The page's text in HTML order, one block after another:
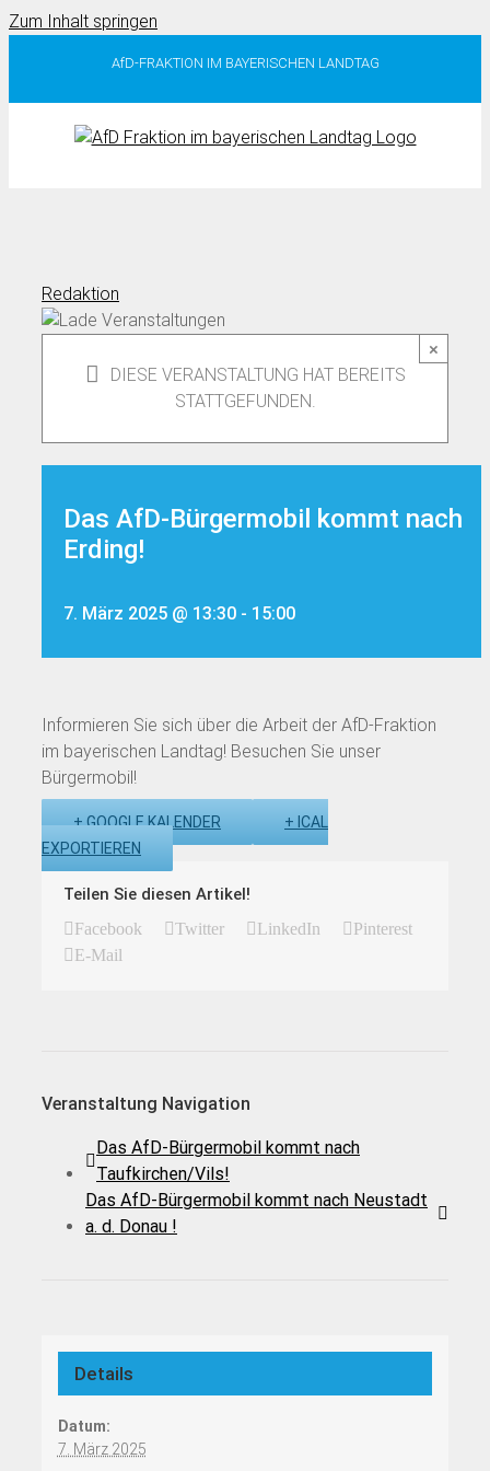
Zum Inhalt springen
AfD-FRAKTION IM BAYERISCHEN LANDTAG
Redaktion
×
DIESE VERANSTALTUNG HAT BEREITS
STATTGEFUNDEN.
Das AfD-Bürgermobil kommt nach
Erding!
7. März 2025 @ 13:30 - 15:00
Informieren Sie sich über die Arbeit der AfD-Fraktion
im bayerischen Landtag! Besuchen Sie unser
Bürgermobil!
+ GOOGLE KALENDER
+ ICAL
EXPORTIEREN
Teilen Sie diesen Artikel!
Facebook Twitter LinkedIn
Pinterest
E-Mail
Veranstaltung Navigation
Das AfD-Bürgermobil kommt nach
Taufkirchen/Vils!
Das AfD-Bürgermobil kommt nach Neustadt
a. d. Donau !
Details
Datum:
7. März 2025